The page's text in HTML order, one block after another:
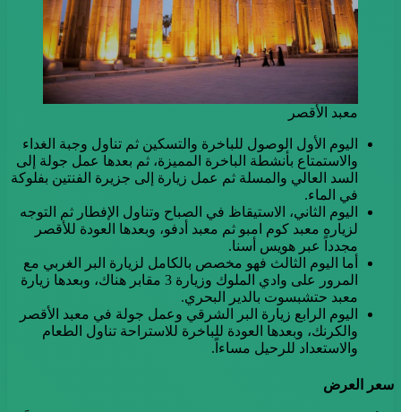
معبد الأقصر
اليوم الأول الوصول للباخرة والتسكين ثم تناول وجبة الغداء
والاستمتاع بأنشطة الباخرة المميزة، ثم بعدها عمل جولة إلى
السد العالي والمسلة ثم عمل زيارة إلى جزيرة الفنتين بفلوكة
في الماء.
اليوم الثاني، الاستيقاظ في الصباح وتناول الإفطار ثم التوجه
لزياره معبد كوم امبو ثم معبد أدفو، وبعدها العودة للأقصر
مجدداً عبر هويس أسنا.
أما اليوم الثالث فهو مخصص بالكامل لزيارة البر الغربي مع
المرور على وادي الملوك وزيارة 3 مقابر هناك، وبعدها زيارة
معبد حتشبسوت بالدير البحري.
اليوم الرابع زيارة البر الشرقي وعمل جولة في معبد الأقصر
والكرنك، وبعدها العودة للباخرة للاستراحة تناول الطعام
والاستعداد للرحيل مساءاً.
سعر العرض